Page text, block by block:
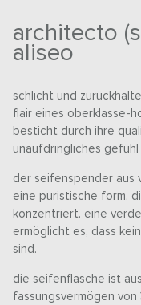
architecto
aliseo
schlicht und
flair eines oberklasse-
besticht durch ihre
unaufdringliches gefühl
der seifenspender aus
eine puristische form,
konzentriert. eine
ermöglicht es, dass
sind.
die seifenflasche ist
fassungsvermögen von